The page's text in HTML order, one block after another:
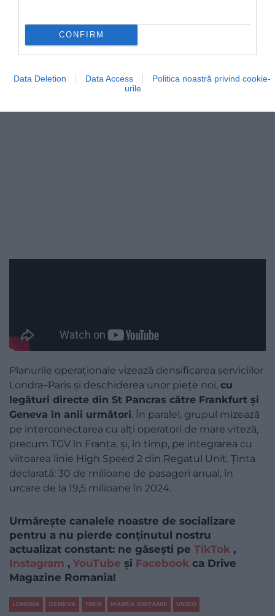
CONFIRM
Data Deletion Data Access
Politica noastră privind cookie-
urile
Planurile operaționale vizează densificarea serviciilor
Londra–Paris și deschiderea unor piețe noi, cu
legături directe din St Pancras către Frankfurt și
Geneva în anii următori. În paralel, grupul mizează
pe interconectarea cu alți operatori de mare viteză,
precum TGV în Franța, și, în timp, pe integrarea cu
viitoarea linie High Speed 2 din Regatul Unit. Ținta
declarată: 30 de milioane de pasageri anual, în
urcare de la 19,5 milioane în 2024.
Urmărește canalele noastre de socializare
pentru a nu pierde conținutul nostru
actualizat constant: ne găsești pe TikTok ,
Instagram , YouTube și Facebook ca Drive
Magazine Romania!
LONDRA GENEVA TREN MAREA BRITANIE VIDEO